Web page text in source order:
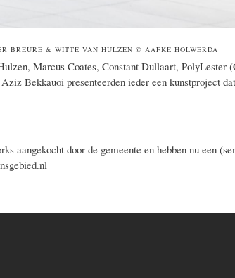
BREURE & WITTE VAN HULZEN © AAFKE HOLWERDA
Marcus Coates, Constant Dullaart,
Bekkauoi presenteerden ieder een kunstproject
aangekocht door de gemeente en hebben nu een